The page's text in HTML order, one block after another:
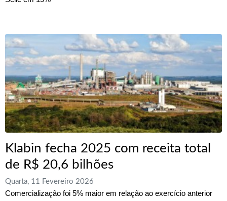
Klabin fecha 2025 com receita total
de R$ 20,6 bilhões
Quarta, 11 Fevereiro 2026
Comercialização foi 5% maior em relação ao exercício anterior